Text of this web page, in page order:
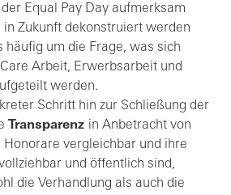
Equal Pay Day aufmerksam
Zukunft dekonstruiert werden
häufig um die Frage, was sich
Arbeit, Erwerbsarbeit und
werden.
Schritt hin zur Schließung der
Transparenz in Anbetracht von
vergleichbar und ihre
und öffentlich sind,
die Verhandlung als auch die